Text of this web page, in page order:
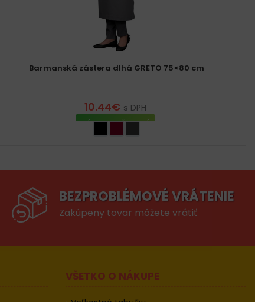
Barmanská zástera dlhá GRETO 75×80 cm
10.44€ s DPH
VÝBER MOŽNOSTÍ
BEZPROBLÉMOVÉ VRÁTENIE
Zakúpeny tovar môžete vrátiť
VŠETKO O NÁKUPE